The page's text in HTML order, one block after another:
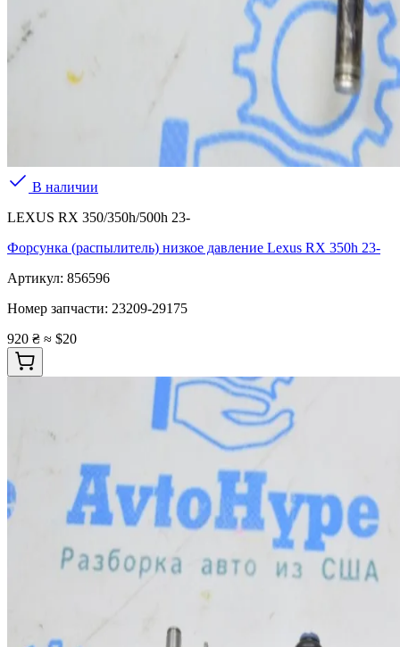
В наличии
LEXUS RX 350/350h/500h 23-
Форсунка (распылитель) низкое давление Lexus RX 350h 23-
Артикул: 856596
Номер запчасти: 23209-29175
920 ₴ ≈ $20